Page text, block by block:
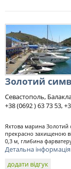
Золотий
Севастополь,
+38 (0692 ) 63 73 53,
Яхтова марина Золотий
прекрасно захищеною
0,3 м, глибина
Детальна інформація
додати відгук